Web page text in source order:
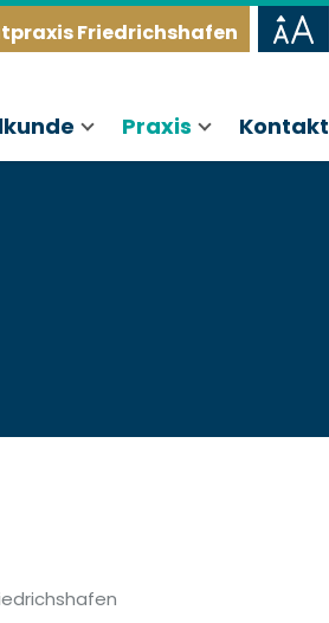
Friedrichshafen
Praxis Kontakt